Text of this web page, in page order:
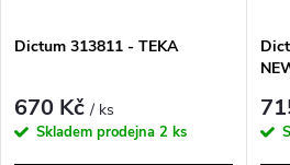
Dictum 313811 - TEKA
670 Kč/ ks
Skladem prodejna 2 ks